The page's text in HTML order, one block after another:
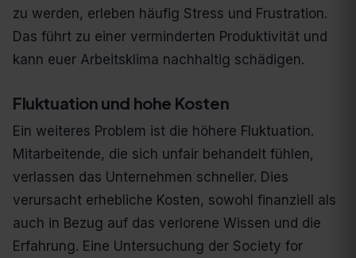
zu werden, erleben häufig Stress und Frustration.
Das führt zu einer verminderten Produktivität und
kann euer Arbeitsklima nachhaltig schädigen.
Fluktuation und hohe Kosten
Ein weiteres Problem ist die höhere Fluktuation.
Mitarbeitende, die sich unfair behandelt fühlen,
verlassen das Unternehmen schneller. Dies
verursacht erhebliche Kosten, sowohl finanziell als
auch in Bezug auf das verlorene Wissen und die
Erfahrung. Eine Untersuchung der Society for